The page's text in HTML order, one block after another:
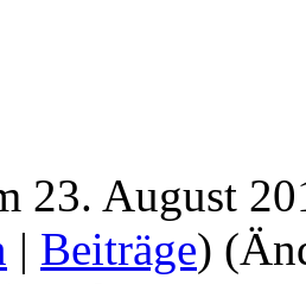
23. August
| Beiträge)